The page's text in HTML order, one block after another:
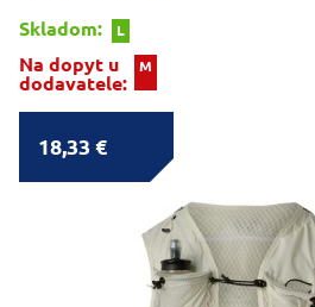
Skladom:
L
Na dopyt u
dodavatele:
M
18,33 €